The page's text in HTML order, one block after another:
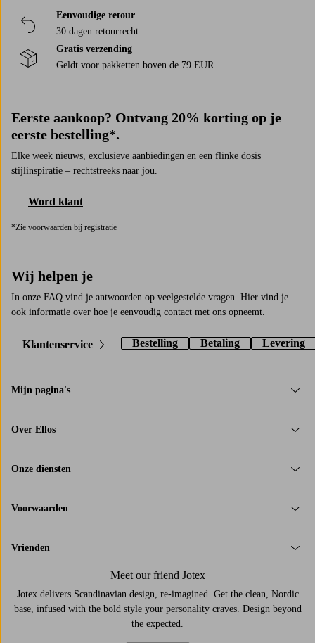
Eenvoudige retour
30 dagen retourrecht
Gratis verzending
Geldt voor pakketten boven de 79 EUR
Eerste aankoop? Ontvang 20% korting op je
eerste bestelling*.
Elke week nieuws, exclusieve aanbiedingen en een flinke dosis
stijlinspiratie – rechtstreeks naar jou.
Word klant
*Zie voorwaarden bij registratie
Wij helpen je
In onze FAQ vind je antwoorden op veelgestelde vragen. Hier vind je
ook informatie over hoe je eenvoudig contact met ons opneemt.
Klantenservice Bestelling Betaling Levering
Mijn pagina's
Over Ellos
Onze diensten
Voorwaarden
Vrienden
Meet our friend Jotex
Jotex delivers Scandinavian design, re-imagined. Get the clean, Nordic
base, infused with the bold style your personality craves. Design beyond
the expected.